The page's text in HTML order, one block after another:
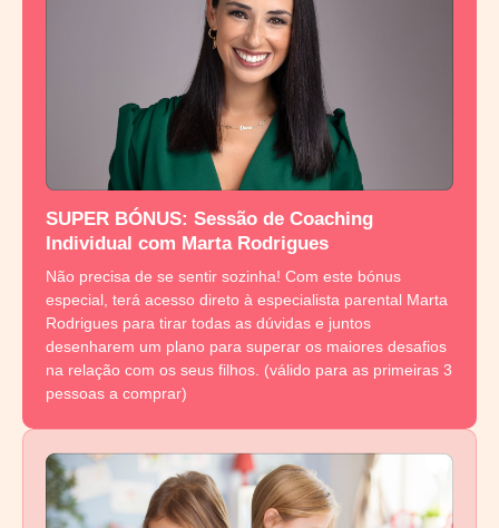
SUPER BÓNUS: Sessão de Coaching
Individual com Marta Rodrigues
Não precisa de se sentir sozinha! Com este bónus
especial, terá acesso direto à especialista parental Marta
Rodrigues para tirar todas as dúvidas e juntos
desenharem um plano para superar os maiores desafios
na relação com os seus filhos. (válido para as primeiras 3
pessoas a comprar)